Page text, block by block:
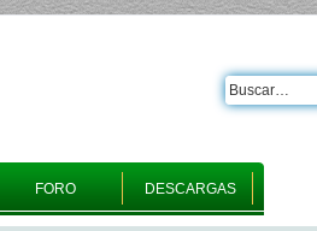
FORO DESCARGAS